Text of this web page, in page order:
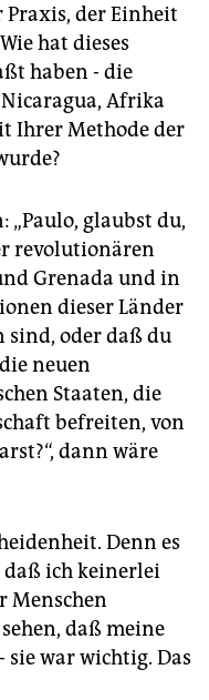
Praxis, der Einheit
hat dieses
haben - die
Afrika
Ihrer Methode der
„Paulo, glaubst du,
revolutionären
Grenada und in
dieser Länder
sind, oder daß du
neuen
Staaten, die
befreiten, von
dann wäre
Denn es
ich keinerlei
Menschen
daß meine
war wichtig. Das